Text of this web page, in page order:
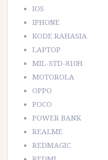
IOS
IPHONE
KODE RAHASIA
LAPTOP
MIL-STD-810H
MOTOROLA
OPPO
POCO
POWER BANK
REALME
REDMAGIC